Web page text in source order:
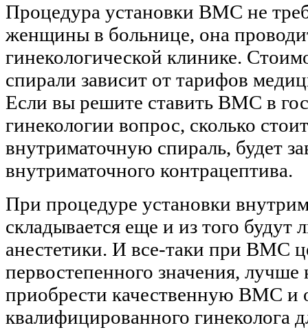
Процедура установки ВМС не
женщины в больнице, она
гинекологической клинике.
спирали зависит от тарифов
Если вы решите ставить ВМС в
гинекологии вопрос, сколько
внутриматочную спираль, будет
внутриматочного контрацептива.
При процедуре установки
складывается еще и из того будут
анестетики. И все-таки при ВМС
первостепенного значения, лучше
приобрести качественную ВМС и
квалифицированного гинеколога